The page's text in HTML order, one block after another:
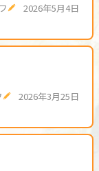
2026年5月4日
2026年3月25日